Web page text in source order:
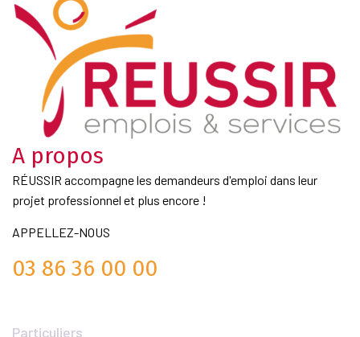
A propos
RÉUSSIR accompagne les demandeurs d'emploi dans leur
projet professionnel et plus encore !
APPELLEZ-NOUS
03 86 36 00 00
Particuliers